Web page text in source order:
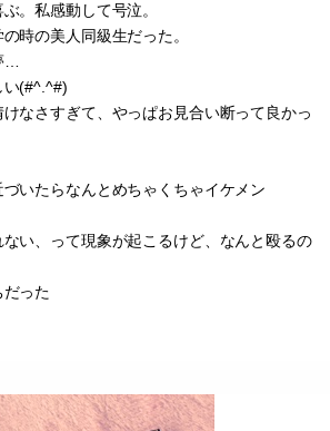
。私感動して号泣。
時の美人同級生だった。
い(#^.^#)
なさすぎて、やっぱお見合い断って良かっ
いたらなんとめちゃくちゃイケメン
い、って現象が起こるけど、なんと殴るの
った